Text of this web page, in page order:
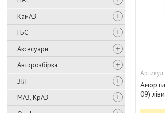
КамАЗ
ГБО
Аксесуари
Авторозбірка
ЗІЛ
МАЗ, КрАЗ
09)